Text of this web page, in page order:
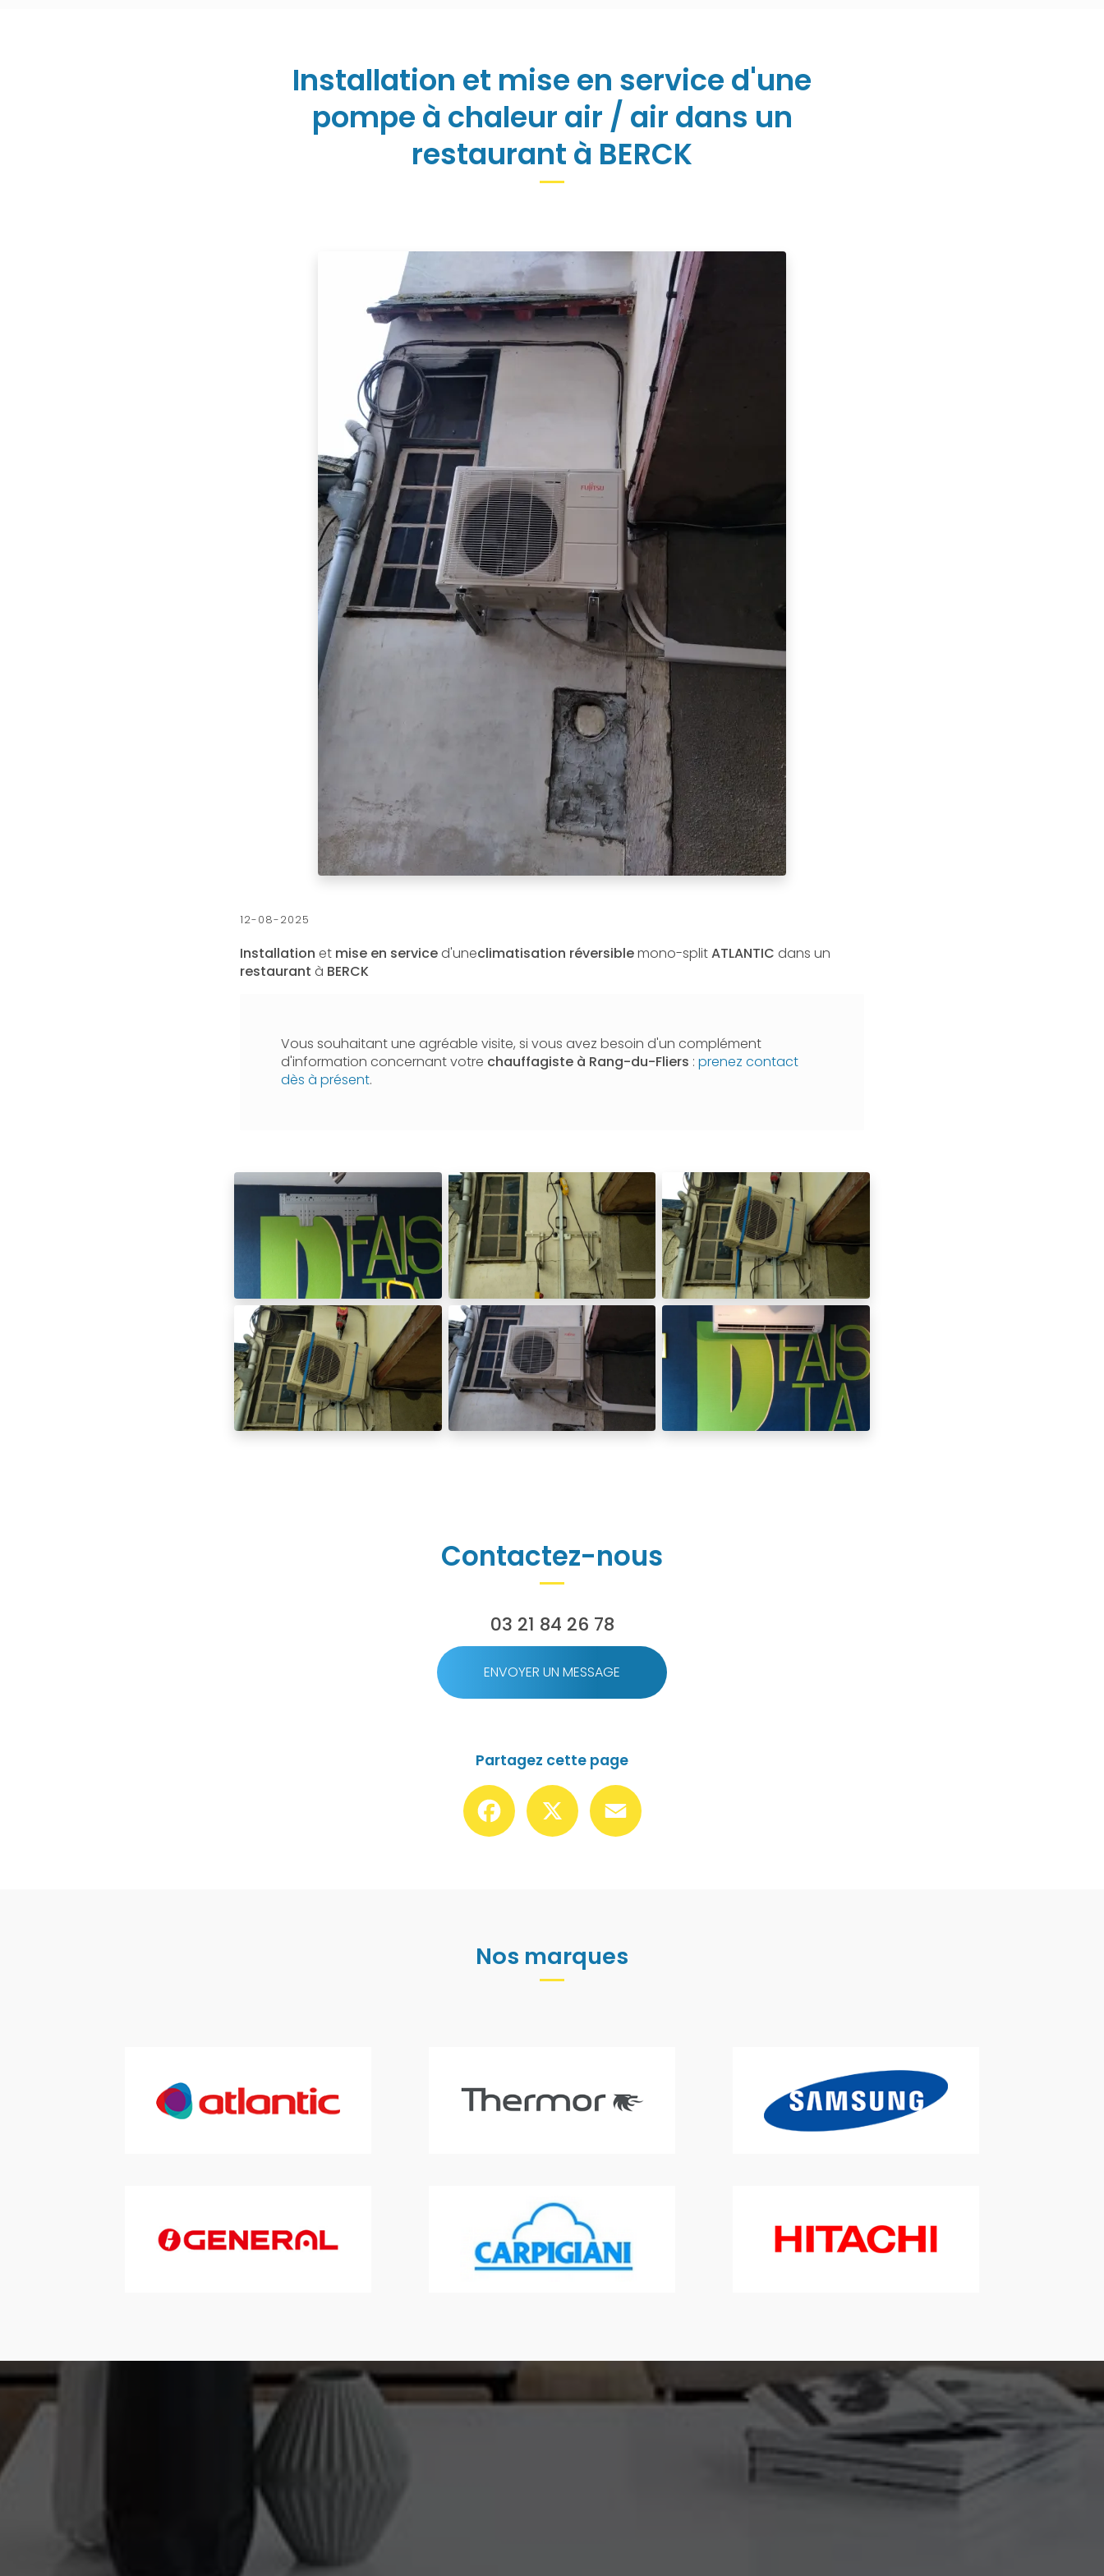
Installation et mise en service d'une
pompe à chaleur air / air dans un
restaurant à BERCK
12-08-2025
Installation et mise en serviced'uneclimatisation réversiblemono-splitATLANTIC dans un
restaurant à BERCK
Vous souhaitant une agréable visite, si vous avez besoin d'un complément
d'information concernant votre chauffagiste à Rang-du-Fliers : prenez contact
dès à présent.
Contactez-nous
03 21 84 26 78
ENVOYER UN MESSAGE
Partagez cette page
Facebook
Nos marques